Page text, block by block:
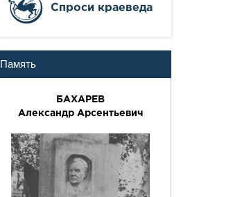
Cпроси краеведа
Память
БАХАРЕВ
Александр Арсентьевич